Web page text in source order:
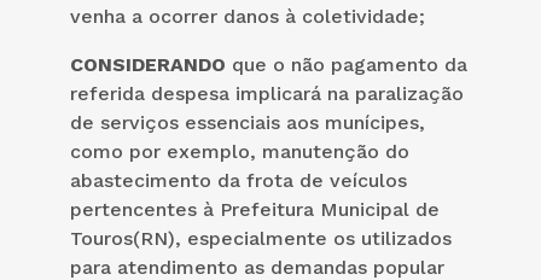
venha a ocorrer danos à coletividade;
CONSIDERANDO que o não pagamento da
referida despesa implicará na paralização
de serviços essenciais aos munícipes,
como por exemplo, manutenção do
abastecimento da frota de veículos
pertencentes à Prefeitura Municipal de
Touros(RN), especialmente os utilizados
para atendimento as demandas popular